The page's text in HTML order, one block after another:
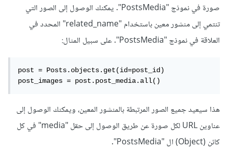
صورة في نموذج "PostsMedia". يمكنك الوصول إلى الصور التي
تنتمي إلى منشور معين باستخدام "related_name" المحدد في
العلاقة في نموذج "PostsMedia". على سبيل المثال:
post = Posts.objects.get(id=post_id)
post_images = post.post_media.all()
هذا سيعيد جميع الصور المرتبطة بالمنشور المعين، ويمكنك الوصول إلى
عناوين URL لكل صورة عن طريق الوصول إلى حقل "media" في كل
كائن (Object) ال "PostsMedia".